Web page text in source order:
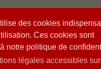
des cookies
Ces cookies sont
notre politique de
légales accessibles
GALERIE